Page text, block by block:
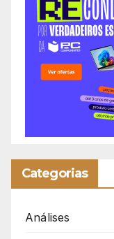
Categorias
Análises